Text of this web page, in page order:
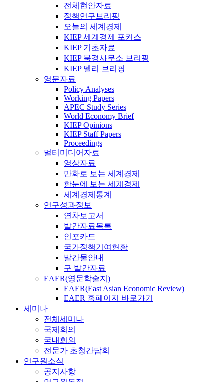
전체현안자료
정책연구브리핑
오늘의 세계경제
KIEP 세계경제 포커스
KIEP 기초자료
KIEP 북경사무소 브리핑
KIEP 델리 브리핑
영문자료
Policy Analyses
Working Papers
APEC Study Series
World Economy Brief
KIEP Opinions
KIEP Staff Papers
Proceedings
멀티미디어자료
영상자료
만화로 보는 세계경제
한눈에 보는 세계경제
세계경제통계
연구성과정보
연차보고서
발간자료목록
인포카드
국가정책기여현황
발간물안내
구 발간자료
EAER(영문학술지)
EAER(East Asian Economic Review)
EAER 홈페이지 바로가기
세미나
전체세미나
국제회의
국내회의
전문가 초청간담회
연구원소식
공지사항